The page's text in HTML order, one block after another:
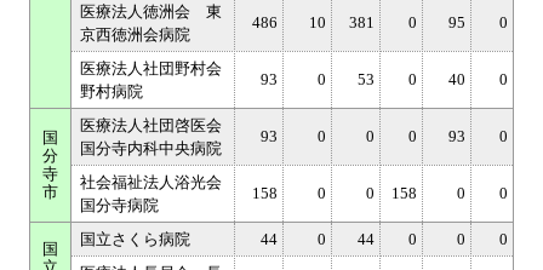
医療法人徳洲会 東
京西徳洲会病院
486 10 381 0 95 0
医療法人社団野村会
野村病院
93 0 53 0 40 0
国
分
寺
市
医療法人社団啓医会
国分寺内科中央病院
93 0 0 0 93 0
社会福祉法人浴光会
国分寺病院
158 0 0 158 0 0
国
国立さくら病院 44 0 44 0 0
0